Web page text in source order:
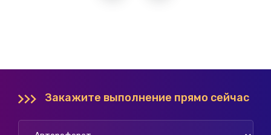
Закажите выполнение прямо сейчас